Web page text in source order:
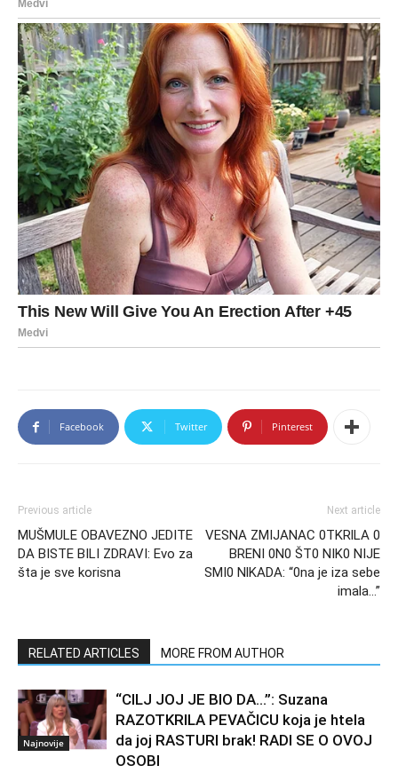
Facebook Twitter Pinterest
Previous article
MUŠMULE OBAVEZNO JEDITE
DA BISTE BILI ZDRAVI: Evo za
šta je sve korisna
Next article
VESNA ZMIJANAC 0TKRlLA 0
BRENI 0N0 ŠT0 NIK0 NIJE
SMI0 NlKADA: “0na je iza sebe
imala…”
RELATED ARTICLES MORE FROM AUTHOR
Najnovije
“CILJ JOJ JE BIO DA…”: Suzana
RAZOTKRILA PEVAČICU koja je htela
da joj RASTURI brak! RADI SE O OVOJ
OSOBI